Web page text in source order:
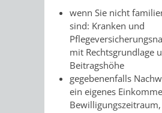
wenn Sie nicht
sind: Kranken und
mit Rechtsgrundlage
Beitragshöhe
gegebenenfalls
ein eigenes